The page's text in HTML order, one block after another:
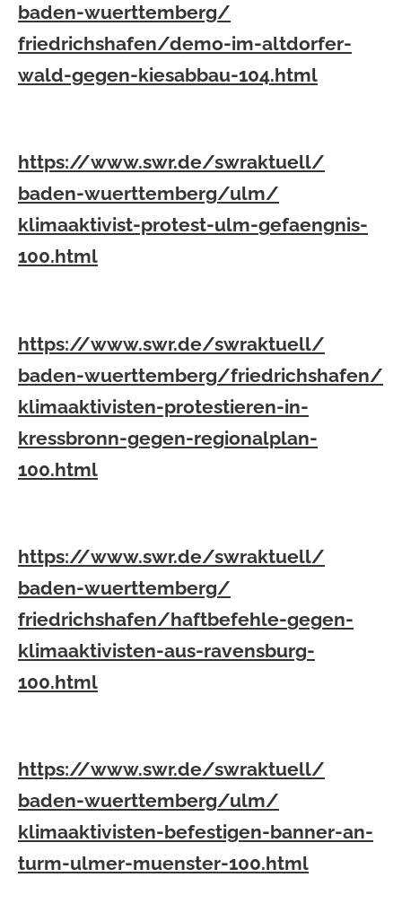
baden-wuerttemberg/
friedrichshafen/demo-im-altdorfer-
wald-gegen-kiesabbau-104.html
https://www.swr.de/swraktuell/
baden-wuerttemberg/ulm/
klimaaktivist-protest-ulm-gefaengnis-
100.html
https://www.swr.de/swraktuell/
baden-wuerttemberg/friedrichshafen/
klimaaktivisten-protestieren-in-
kressbronn-gegen-regionalplan-
100.html
https://www.swr.de/swraktuell/
baden-wuerttemberg/
friedrichshafen/haftbefehle-gegen-
klimaaktivisten-aus-ravensburg-
100.html
https://www.swr.de/swraktuell/
baden-wuerttemberg/ulm/
klimaaktivisten-befestigen-banner-an-
turm-ulmer-muenster-100.html